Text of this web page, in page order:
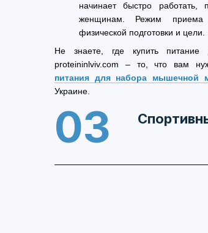
начинает быстро
женщинам. Режим приема
физической подготовки и цели.
Не знаете, где купить
proteininlviv.com – то, что вам
питания для набора мышечной
Украине.
03